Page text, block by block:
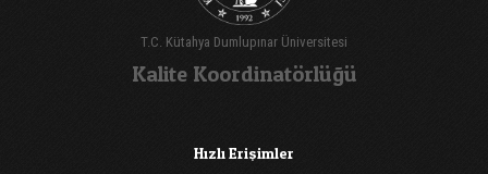
T.C. Kütahya Dumlupınar Üniversitesi
Kalite Koordinatörlüğü
Hızlı Erişimler